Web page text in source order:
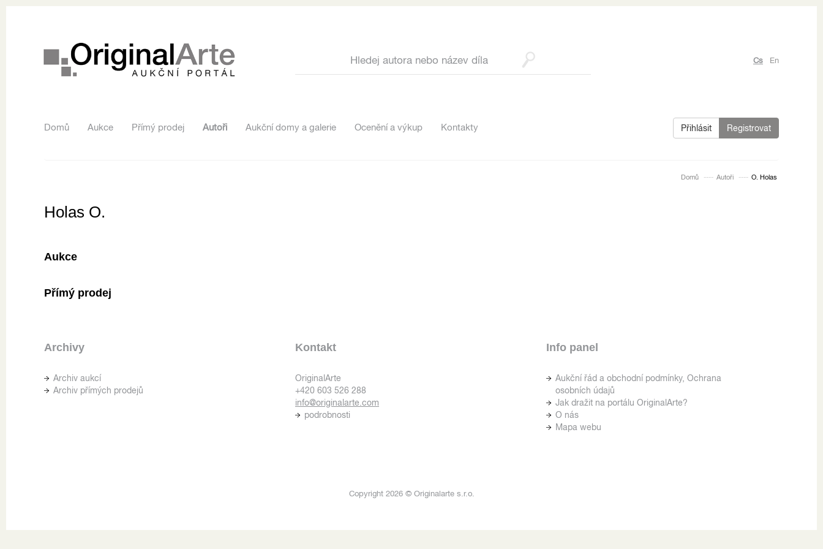
Cs En
Domů Aukce Přímý prodej Autoři Aukční domy a galerie Ocenění a výkup Kontakty Přihlásit Registrovat
Domů Autoři O. Holas
Holas O.
Aukce
Přímý prodej
Archivy
Archiv aukcí
Archiv přímých prodejů
Kontakt
OriginalArte
+420 603 526 288
info@originalarte.com
podrobnosti
Info panel
Aukční řád a obchodní podmínky, Ochrana
osobních údajů
Jak dražit na portálu OriginalArte?
O nás
Mapa webu
Copyright 2026 © Originalarte s.r.o.